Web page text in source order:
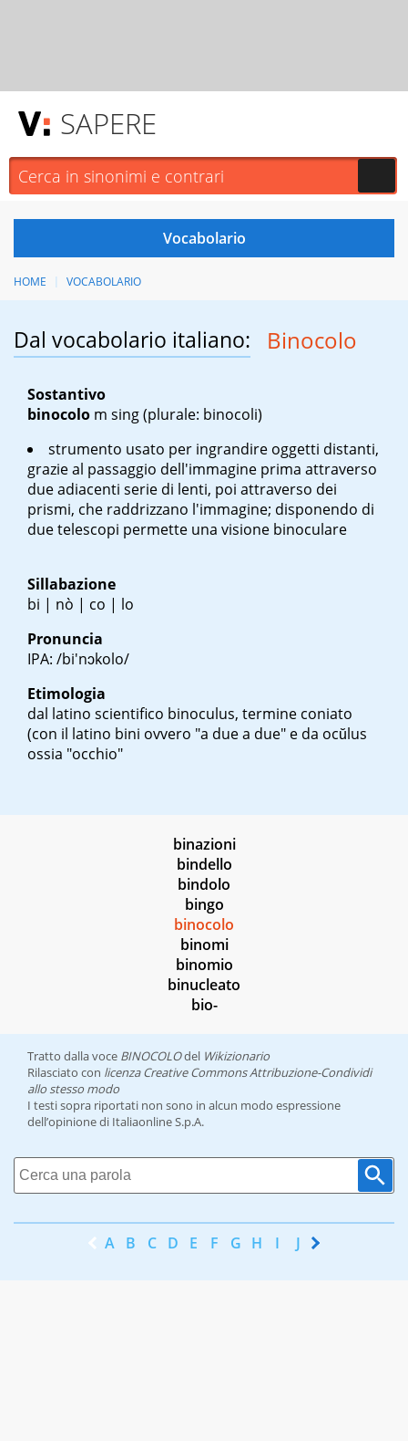
SAPERE
HOME VOCABOLARIO
Dal vocabolario italiano: Binocolo
Sostantivo
binocolo m sing(plurale: binocoli)
strumento usato per ingrandire oggetti distanti,
grazie al passaggio dell'immagine prima attraverso
due adiacenti serie di lenti, poi attraverso dei
prismi, che raddrizzano l'immagine; disponendo di
due telescopi permette una visione binoculare
Sillabazione
bi | nò | co | lo
Pronuncia
IPA: /bi'nɔkolo/
Etimologia
dal latino scientifico binoculus, termine coniato
(con il latino bini ovvero "a due a due" e da ocŭlus
ossia "occhio"
binazioni
bindello
bindolo
bingo
binocolo
binomi
binomio
binucleato
bio-
Tratto dalla voce BINOCOLOdel Wikizionario
Rilasciato con licenza Creative Commons Attribuzione-Condividi
allo stesso modo
I testi sopra riportati non sono in alcun modo espressione
dell’opinione di Italiaonline S.p.A.
A B C D E F G H I J K